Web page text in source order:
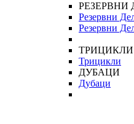
РЕЗЕРВНИ
Резервни
Резервни
ТРИЦИКЛИ
Трицикли
ДУБАЦИ
Дубаци